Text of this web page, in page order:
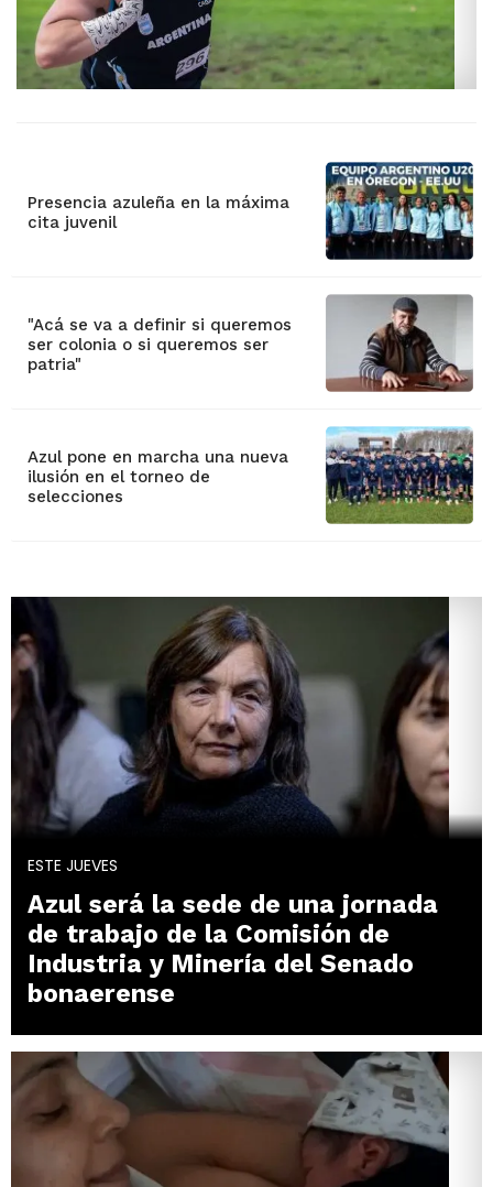
Presencia azuleña en la máxima
cita juvenil
"Acá se va a definir si queremos
ser colonia o si queremos ser
patria"
Azul pone en marcha una nueva
ilusión en el torneo de
selecciones
ESTE JUEVES
Azul será la sede de una jornada
de trabajo de la Comisión de
Industria y Minería del Senado
bonaerense